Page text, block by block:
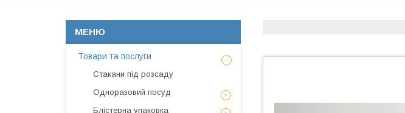
Товари та послуги
Стакани під розсаду
Одноразовий посуд
Блістерна упаковка